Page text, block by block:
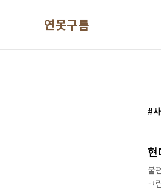
연못구름
#
불
크